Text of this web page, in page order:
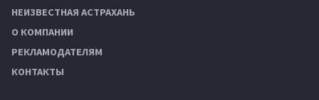
НЕИЗВЕСТНАЯ АСТРАХАНЬ
О КОМПАНИИ
РЕКЛАМОДАТЕЛЯМ
КОНТАКТЫ